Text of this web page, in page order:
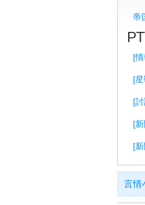
帝
[
[
[
[
[
言情